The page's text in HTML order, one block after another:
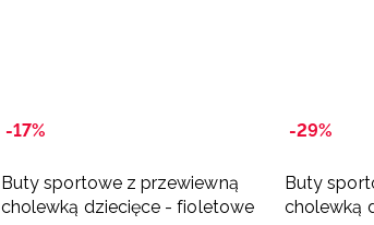
-17%
Buty sportowe z przewiewną
cholewką dziecięce - fioletowe
-29%
Buty
cholewką